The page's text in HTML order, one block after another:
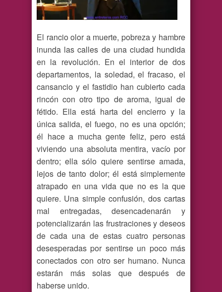
El rancio olor a muerte, pobreza y hambre
inunda las calles de una ciudad hundida
en la revolución. En el interior de dos
departamentos, la soledad, el fracaso, el
cansancio y el fastidio han cubierto cada
rincón con otro tipo de aroma, igual de
fétido. Ella está harta del encierro y la
única salida, el fuego, no es una opción;
él hace a mucha gente feliz, pero está
viviendo una absoluta mentira, vacío por
dentro; ella sólo quiere sentirse amada,
lejos de tanto dolor; él está simplemente
atrapado en una vida que no es la que
quiere. Una simple confusión, dos cartas
mal entregadas, desencadenarán y
potencializarán las frustraciones y deseos
de cada una de estas cuatro personas
desesperadas por sentirse un poco más
conectados con otro ser humano. Nunca
estarán más solas que después de
haberse unido.